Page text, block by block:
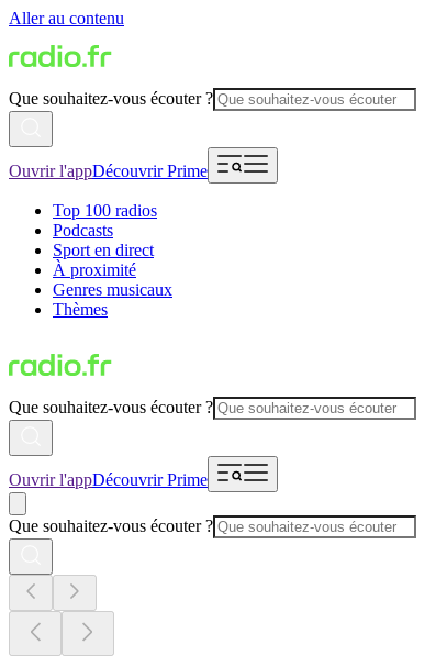
Aller au contenu
Que souhaitez-vous écouter ?
Ouvrir l'appDécouvrir Prime
Top 100 radios
Podcasts
Sport en direct
À proximité
Genres musicaux
Thèmes
Que souhaitez-vous écouter ?
Ouvrir l'appDécouvrir Prime
Que souhaitez-vous écouter ?